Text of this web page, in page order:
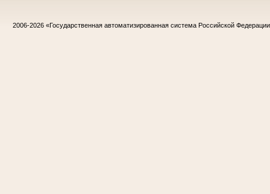
2006-2026 «Государственная автоматизированная система Российской